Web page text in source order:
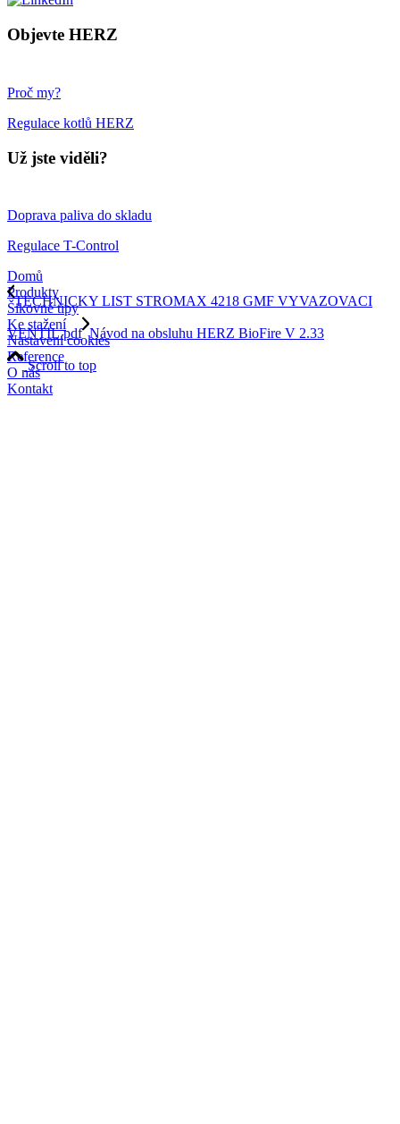
Objevte HERZ
Proč my?
Regulace kotlů HERZ
Už jste viděli?
Doprava paliva do skladu
Regulace T-Control
Domů
Produkty
Šikovné tipy
Ke stažení
Nastavení cookies
Reference
O nás
Kontakt
TECHNICKY LIST STROMAX 4218 GMF VYVAZOVACI
VENTIL.pdf Návod na obsluhu HERZ BioFire V 2.33
Scroll to top